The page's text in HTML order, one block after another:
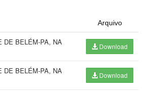
Arquivo
DE BELÉM-PA, NA
Download
DE BELÉM-PA, NA
Download